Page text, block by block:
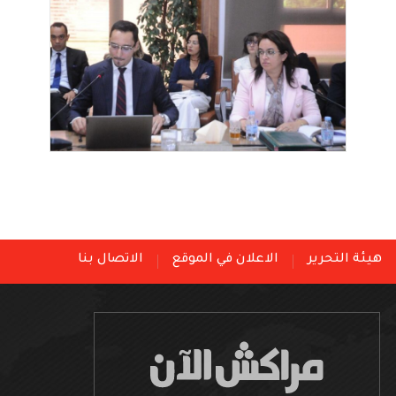
هيئة التحرير الاعلان في الموقع الاتصال بنا